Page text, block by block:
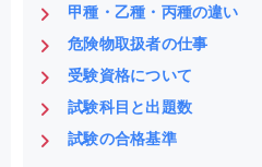
甲種・乙種・丙種の違い
危険物取扱者の仕事
受験資格について
試験科目と出題数
試験の合格基準